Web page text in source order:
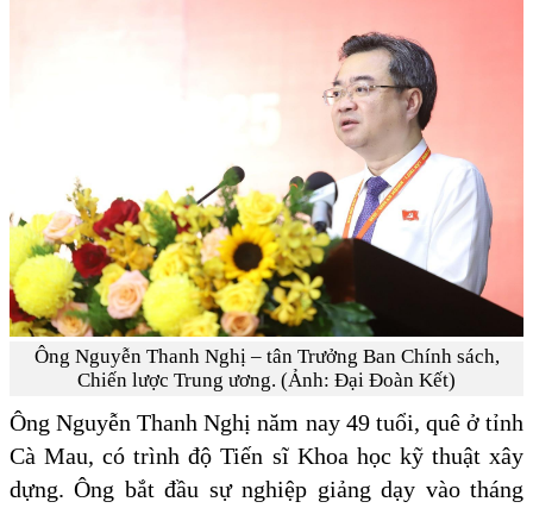
Ông Nguyễn Thanh Nghị – tân Trưởng Ban Chính sách,
Chiến lược Trung ương. (Ảnh: Đại Đoàn Kết)
Ông Nguyễn Thanh Nghị năm nay 49 tuổi, quê ở tỉnh
Cà Mau, có trình độ Tiến sĩ Khoa học kỹ thuật xây
dựng. Ông bắt đầu sự nghiệp giảng dạy vào tháng